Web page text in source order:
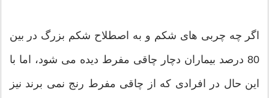
اگر چه چربی های شکم و به اصطلاح شکم بزرگ در بین
80 درصد بیماران دچار چاقی مفرط دیده می شود، اما با
این حال در افرادی که از چاقی مفرط رنج نمی برند نیز